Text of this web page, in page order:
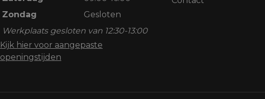
Zondag
Gesloten
Werkplaats gesloten van 12:30-13:00
Kijk hier voor aangepaste
openingstijden